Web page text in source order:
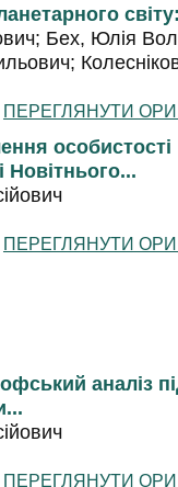
Бех, Юлія
ПЕРЕГЛЯНУТИ
особистості
Новітнього...
ПЕРЕГЛЯНУТИ
аналіз
ПЕРЕГЛЯНУТИ